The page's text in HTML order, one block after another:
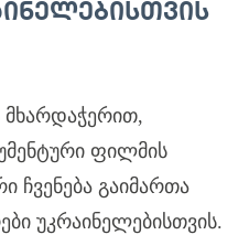
მხარდაჭერით,
ფილმის
ჩვენება გაიმართა
უკრაინელებისთვის.